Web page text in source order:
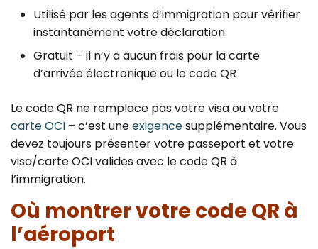
Utilisé par les agents d’immigration pour vérifier
instantanément votre déclaration
Gratuit – il n’y a aucun frais pour la carte
d’arrivée électronique ou le code QR
Le code QR ne remplace pas votre visa ou votre
carte OCI – c’est uneexigencesupplémentaire. Vous
devez toujours présenter votre passeport et votre
visa/carte OCI valides avec le code QR à
l’immigration.
Où montrer votre code QR à
l’aéroport